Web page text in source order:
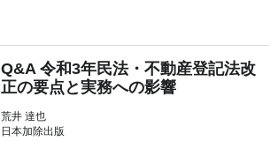
Q&A 令和3年民法・不動産登記法改
正の要点と実務への影響
荒井 達也
日本加除出版